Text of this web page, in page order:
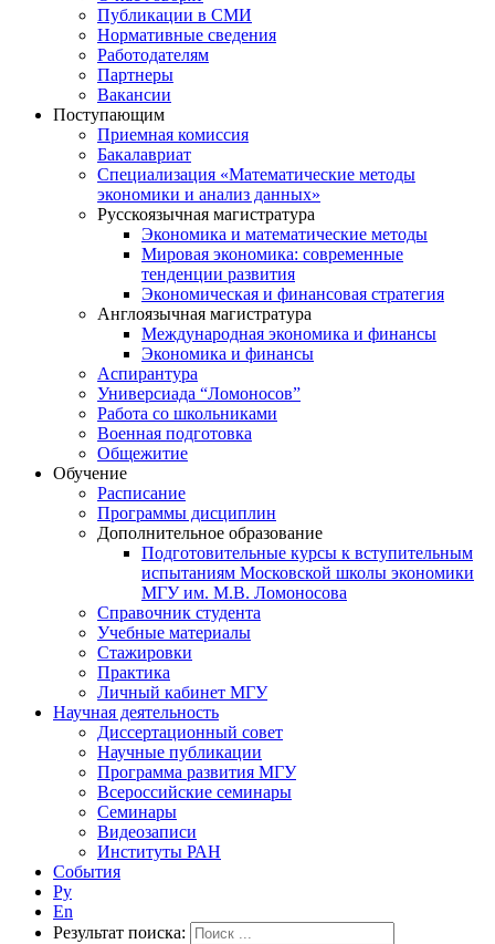
Публикации в СМИ
Нормативные сведения
Работодателям
Партнеры
Вакансии
Поступающим
Приемная комиссия
Бакалавриат
Специализация «Математические методы
экономики и анализ данных»
Русскоязычная магистратура
Экономика и математические методы
Мировая экономика: современные
тенденции развития
Экономическая и финансовая стратегия
Англоязычная магистратура
Международная экономика и финансы
Экономика и финансы
Аспирантура
Универсиада “Ломоносов”
Работа со школьниками
Военная подготовка
Общежитие
Обучение
Расписание
Программы дисциплин
Дополнительное образование
Подготовительные курсы к вступительным
испытаниям Московской школы экономики
МГУ им. М.В. Ломоносова
Справочник студента
Учебные материалы
Стажировки
Практика
Личный кабинет МГУ
Научная деятельность
Диссертационный совет
Научные публикации
Программа развития МГУ
Всероссийские семинары
Семинары
Видеозаписи
Институты РАН
События
Ру
En
Результат поиска: